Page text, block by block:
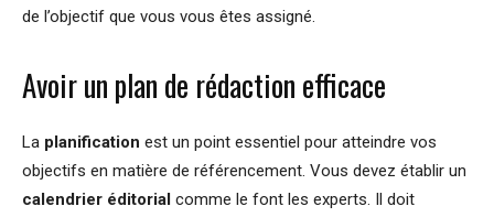
de l’objectif que vous vous êtes assigné.
Avoir un plan de rédaction efficace
La planification est un point essentiel pour atteindre vos
objectifs en matière de référencement. Vous devez établir un
calendrier éditorial comme le font les experts. Il doit